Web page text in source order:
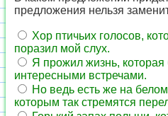
предложения нельзя
Хор птичьих голосов,
поразил мой слух.
Я прожил жизнь,
интересными встречами.
Но ведь есть же на
которым так стремятся